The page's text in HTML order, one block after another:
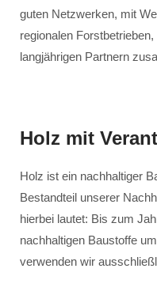
guten Netzwerken, mit
regionalen
langjährigen Partnern
Holz mit
Holz ist ein nachhaltiger
Bestandteil unserer
hierbei lautet: Bis zum
nachhaltigen Baustoffe
verwenden wir